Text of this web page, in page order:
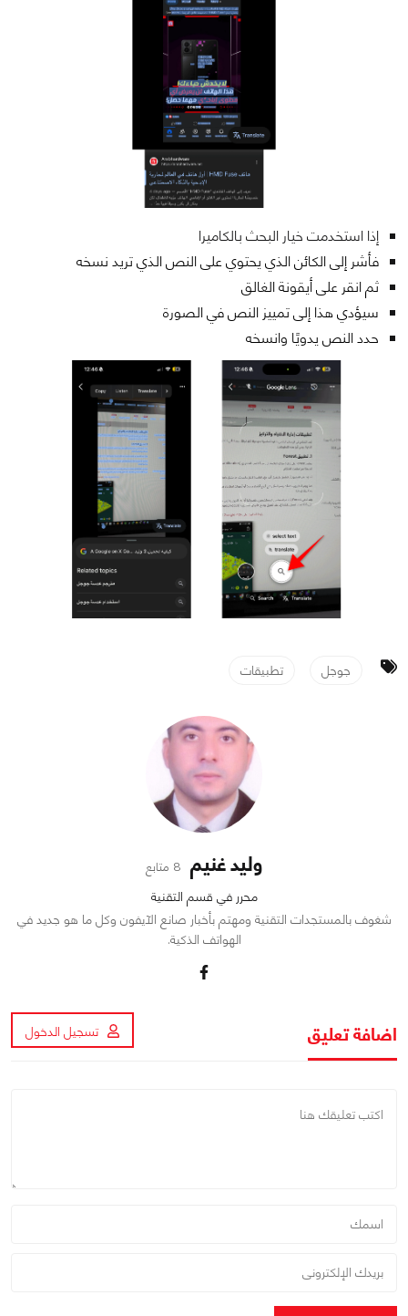
إذا استخدمت خيار البحث بالكاميرا
فأشر إلى الكائن الذي يحتوي على النص الذي تريد نسخه
ثم انقر على أيقونة الغالق
سيؤدي هذا إلى تمييز النص في الصورة
حدد النص يدويًا وانسخه
جوجل تطبيقات
وليد غنيم 8 متابع
محرر في قسم التقنية
شغوف بالمستجدات التقنية ومهتم بأخبار صانع الآيفون وكل ما هو جديد في
الهواتف الذكية.
اضافة تعليق تسجيل الدخول